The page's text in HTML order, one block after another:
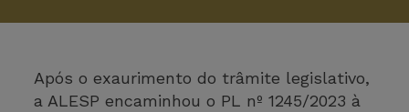
Após o exaurimento do trâmite legislativo,
a ALESP encaminhou o PL nº 1245/2023 à